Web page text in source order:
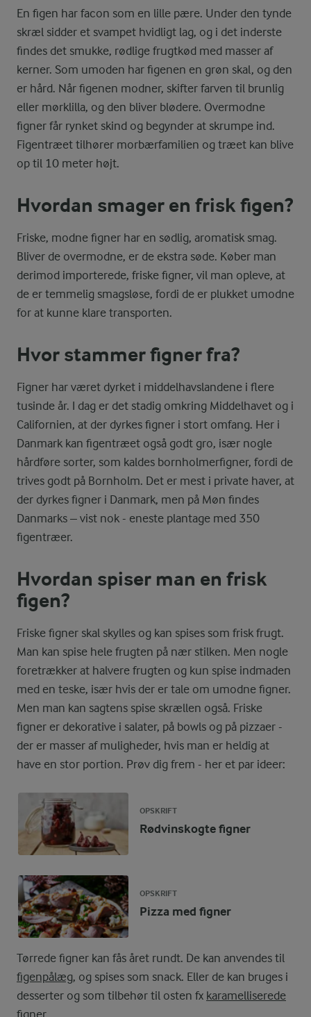
En figen har facon som en lille pære. Under den tynde
skræl sidder et svampet hvidligt lag, og i det inderste
findes det smukke, rødlige frugtkød med masser af
kerner. Som umoden har figenen en grøn skal, og den
er hård. Når figenen modner, skifter farven til brunlig
eller mørklilla, og den bliver blødere. Overmodne
figner får rynket skind og begynder at skrumpe ind.
Figentræet tilhører morbærfamilien og træet kan blive
op til 10 meter højt.
Hvordan smager en frisk figen?
Friske, modne figner har en sødlig, aromatisk smag.
Bliver de overmodne, er de ekstra søde. Køber man
derimod importerede, friske figner, vil man opleve, at
de er temmelig smagsløse, fordi de er plukket umodne
for at kunne klare transporten.
Hvor stammer figner fra?
Figner har været dyrket i middelhavslandene i flere
tusinde år. I dag er det stadig omkring Middelhavet og i
Californien, at der dyrkes figner i stort omfang. Her i
Danmark kan figentræet også godt gro, især nogle
hårdføre sorter, som kaldes bornholmerfigner, fordi de
trives godt på Bornholm. Det er mest i private haver, at
der dyrkes figner i Danmark, men på Møn findes
Danmarks – vist nok - eneste plantage med 350
figentræer.
Hvordan spiser man en frisk
figen?
Friske figner skal skylles og kan spises som frisk frugt.
Man kan spise hele frugten på nær stilken. Men nogle
foretrækker at halvere frugten og kun spise indmaden
med en teske, især hvis der er tale om umodne figner.
Men man kan sagtens spise skrællen også. Friske
figner er dekorative i salater, på bowls og på pizzaer -
der er masser af muligheder, hvis man er heldig at
have en stor portion. Prøv dig frem - her et par ideer:
OPSKRIFT
Rødvinskogte figner
OPSKRIFT
Pizza med figner
Tørrede figner kan fås året rundt. De kan anvendes til
figenpålæg, og spises som snack. Eller de kan bruges i
desserter og som tilbehør til osten fx karamelliserede
figner.